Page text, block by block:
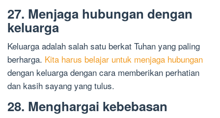
27. Menjaga hubungan dengan
keluarga
Keluarga adalah salah satu berkat Tuhan yang paling
berharga. Kita harus belajar untuk menjaga hubungan
dengan keluarga dengan cara memberikan perhatian
dan kasih sayang yang tulus.
28. Menghargai kebebasan